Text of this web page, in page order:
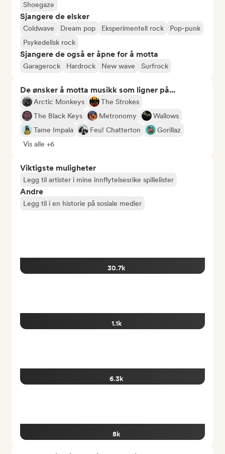
Shoegaze
Sjangere de elsker
Coldwave Dream pop Eksperimentell rock
Pop-punk
Psykedelisk rock
Sjangere de også er åpne for å motta
Garagerock Hardrock New wave Surfrock
De ønsker å motta musikk som ligner på...
Arctic Monkeys
The Strokes
The Black Keys
Metronomy
Wallows
Tame Impala
Feu! Chatterton
Gorillaz
Vis alle +6
Viktigste muligheter
Legg til artister i mine innflytelsesrike spillelister
Andre
Legg til i en historie på sosiale medier
30.7k
1.1k
6.3k
8k